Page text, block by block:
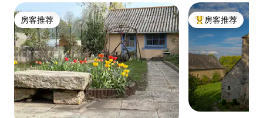
房客推荐
房客推荐 热门「房客推荐」
房客推荐